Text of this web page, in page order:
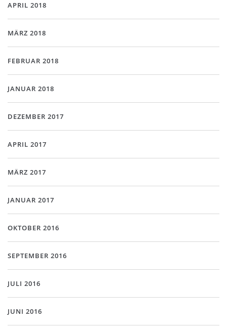
APRIL 2018
MÄRZ 2018
FEBRUAR 2018
JANUAR 2018
DEZEMBER 2017
APRIL 2017
MÄRZ 2017
JANUAR 2017
OKTOBER 2016
SEPTEMBER 2016
JULI 2016
JUNI 2016